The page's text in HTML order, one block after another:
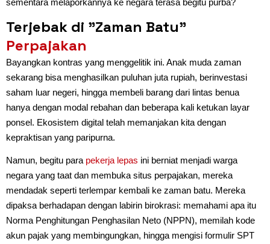
Terjebak di "Zaman Batu"
Perpajakan
Bayangkan kontras yang menggelitik ini. Anak muda zaman
sekarang bisa menghasilkan puluhan juta rupiah, berinvestasi
saham luar negeri, hingga membeli barang dari lintas benua
hanya dengan modal rebahan dan beberapa kali ketukan layar
ponsel. Ekosistem digital telah memanjakan kita dengan
kepraktisan yang paripurna.
Namun, begitu para pekerja lepas ini berniat menjadi warga
negara yang taat dan membuka situs perpajakan, mereka
mendadak seperti terlempar kembali ke zaman batu. Mereka
dipaksa berhadapan dengan labirin birokrasi: memahami apa itu
Norma Penghitungan Penghasilan Neto (NPPN), memilah kode
akun pajak yang membingungkan, hingga mengisi formulir SPT